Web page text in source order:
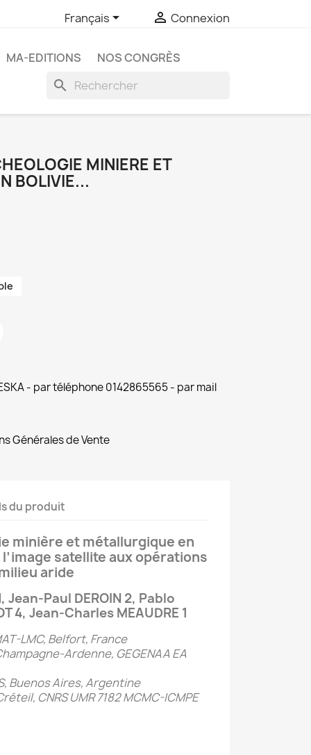
Français  Connexion
MA-EDITIONS NOS CONGRÈS
search
MINIERE ET
BOLIVIE...
- par téléphone 0142865565 - par mail
Générales de Vente
du produit
minière et métallurgique en
l’image satellite aux opérations
aride
Jean-Paul DEROIN 2, Pablo
4, Jean-Charles MEAUDRE 1
LMC, Belfort, France
Ardenne, GEGENAA EA
Buenos Aires, Argentine
CNRS UMR 7182 MCMC-ICMPE